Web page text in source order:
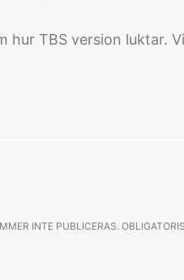
hur TBS version luktar.
INTE PUBLICERAS.